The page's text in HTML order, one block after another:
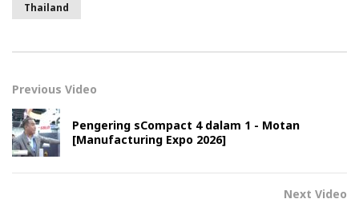
Thailand
Previous Video
Pengering sCompact 4 dalam 1 - Motan
[Manufacturing Expo 2026]
Next Video